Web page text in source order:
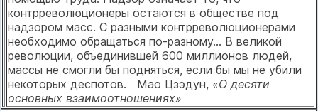
контрреволюционеры оста­ются в обществе под
надзором масс. С разными контрреволюционе­рами
необходимо обращаться по-разному... В великой
революции, объединившей 600 миллионов людей,
массы не смогли бы поднять­ся, если бы мы не убили
некоторых деспотов. Мао Цзэдун, «О десяти
основных взаимоотношениях»